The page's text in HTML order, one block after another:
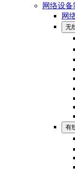
网络设
网
无
有